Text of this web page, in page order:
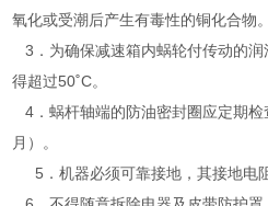
氧化或受潮后产生有毒性的铜化合物。
3 ．为确保减速箱内蜗轮付传动的
得超过50˚C。
4 ．蜗杆轴端的防油密封圈应定期
月）。
5．机器必须可靠接地，其接地电